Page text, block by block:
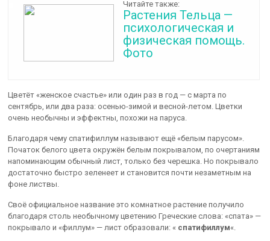
Читайте также:
Растения Тельца —
психологическая и
физическая помощь.
Фото
Цветёт «женское счастье» или один раз в год — с марта по
сентябрь, или два раза: осенью-зимой и весной-летом. Цветки
очень необычны и эффектны, похожи на паруса.
Благодаря чему спатифиллум называют ещё «белым парусом».
Початок белого цвета окружён белым покрывалом, по очертаниям
напоминающим обычный лист, только без черешка. Но покрывало
достаточно быстро зеленеет и становится почти незаметным на
фоне листвы.
Своё официальное название это комнатное растение получило
благодаря столь необычному цветению Греческие слова: «спата» —
покрывало и «филлум» — лист образовали: « спатифиллум«.